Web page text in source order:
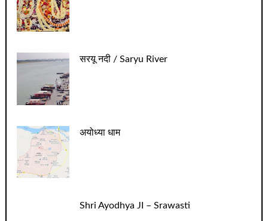
सरयू नदी / Saryu River
अयोध्या धाम
Shri Ayodhya JI – Srawasti